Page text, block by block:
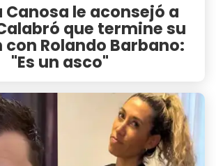
le aconsejó a
que termine su
Rolando Barbano:
"Es un asco"